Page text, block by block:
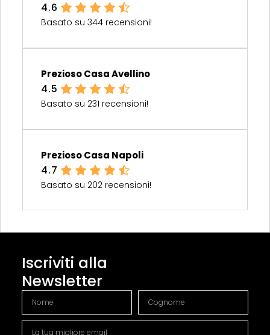
4.6
Basato su 344 recensioni!
Prezioso Casa Avellino
4.5
Basato su 231 recensioni!
Prezioso Casa Napoli
4.7
Basato su 202 recensioni!
Iscriviti alla
Newsletter